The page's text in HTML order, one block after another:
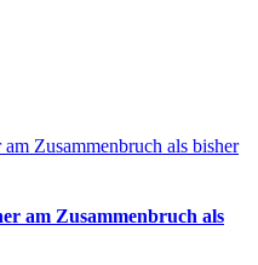
Zusammenbruch als bisher
am Zusammenbruch als